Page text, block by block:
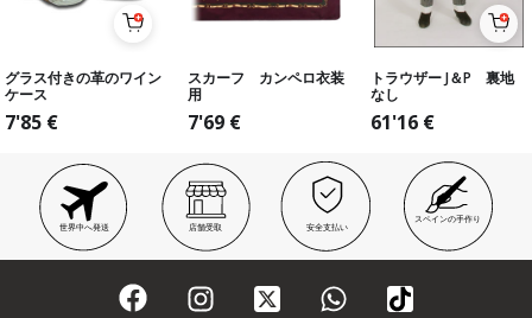
グラス付きの革のワイン
ケース
7'85 €
スカーフ カンペロ衣装
用
7'69 €
トラウザー J＆P 裏地
なし
61'16 €
世界中へ発送 店舗受取 安全支払い
スペインの手作り